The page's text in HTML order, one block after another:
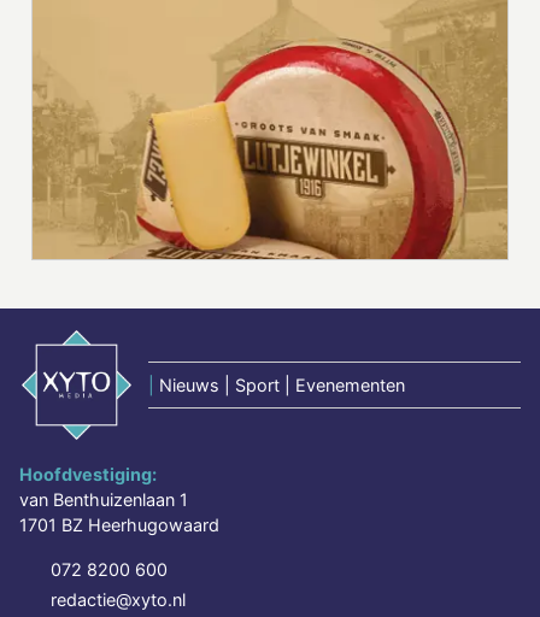
Nieuws | Sport | Evenementen
Hoofdvestiging:
van Benthuizenlaan 1
1701 BZ Heerhugowaard
072 8200 600
redactie@xyto.nl